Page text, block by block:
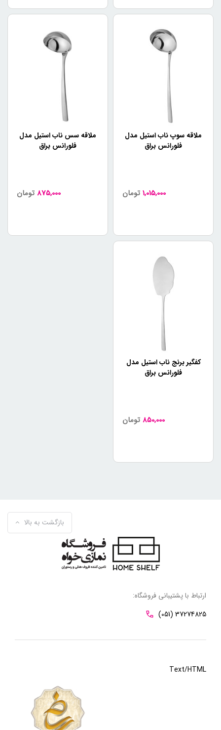
ملاقه سوپ ناب استیل مدل
فلورانس براق
1,015,000 تومان
ملاقه سس ناب استیل مدل
فلورانس براق
875,000 تومان
کفگیر برنج ناب استیل مدل
فلورانس براق
850,000 تومان
بازگشت به بالا
ارتباط با پشتیبانی فروشگاه:
(051) 37274825
Text/HTML